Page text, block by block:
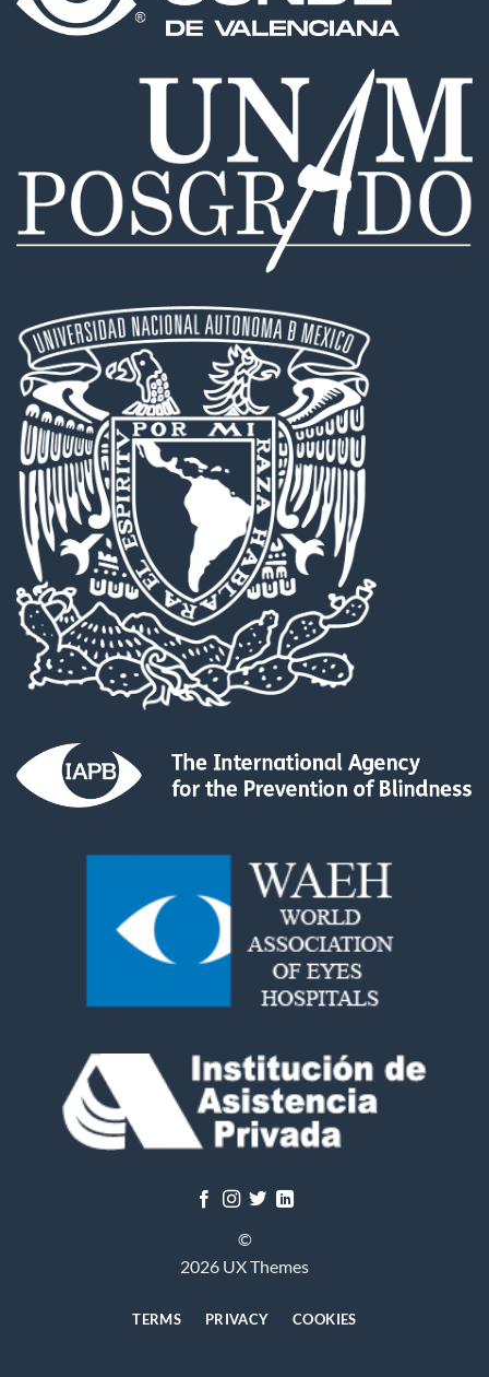
©
2026 UX Themes
TERMS PRIVACY COOKIES